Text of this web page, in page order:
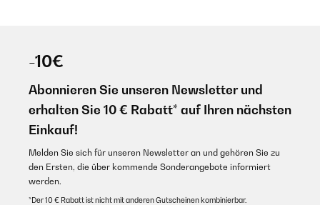
-10€
Abonnieren Sie unseren Newsletter und
erhalten Sie 10 € Rabatt* auf Ihren nächsten
Einkauf!
Melden Sie sich für unseren Newsletter an und gehören Sie zu
den Ersten, die über kommende Sonderangebote informiert
werden.
*Der 10 € Rabatt ist nicht mit anderen Gutscheinen kombinierbar.